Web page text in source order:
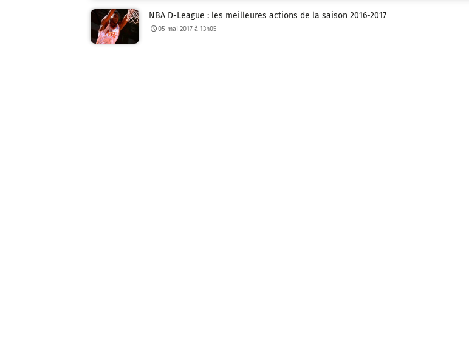
NBA D-League : les meilleures actions de la saison 2016-2017
05 mai 2017 à 13h05